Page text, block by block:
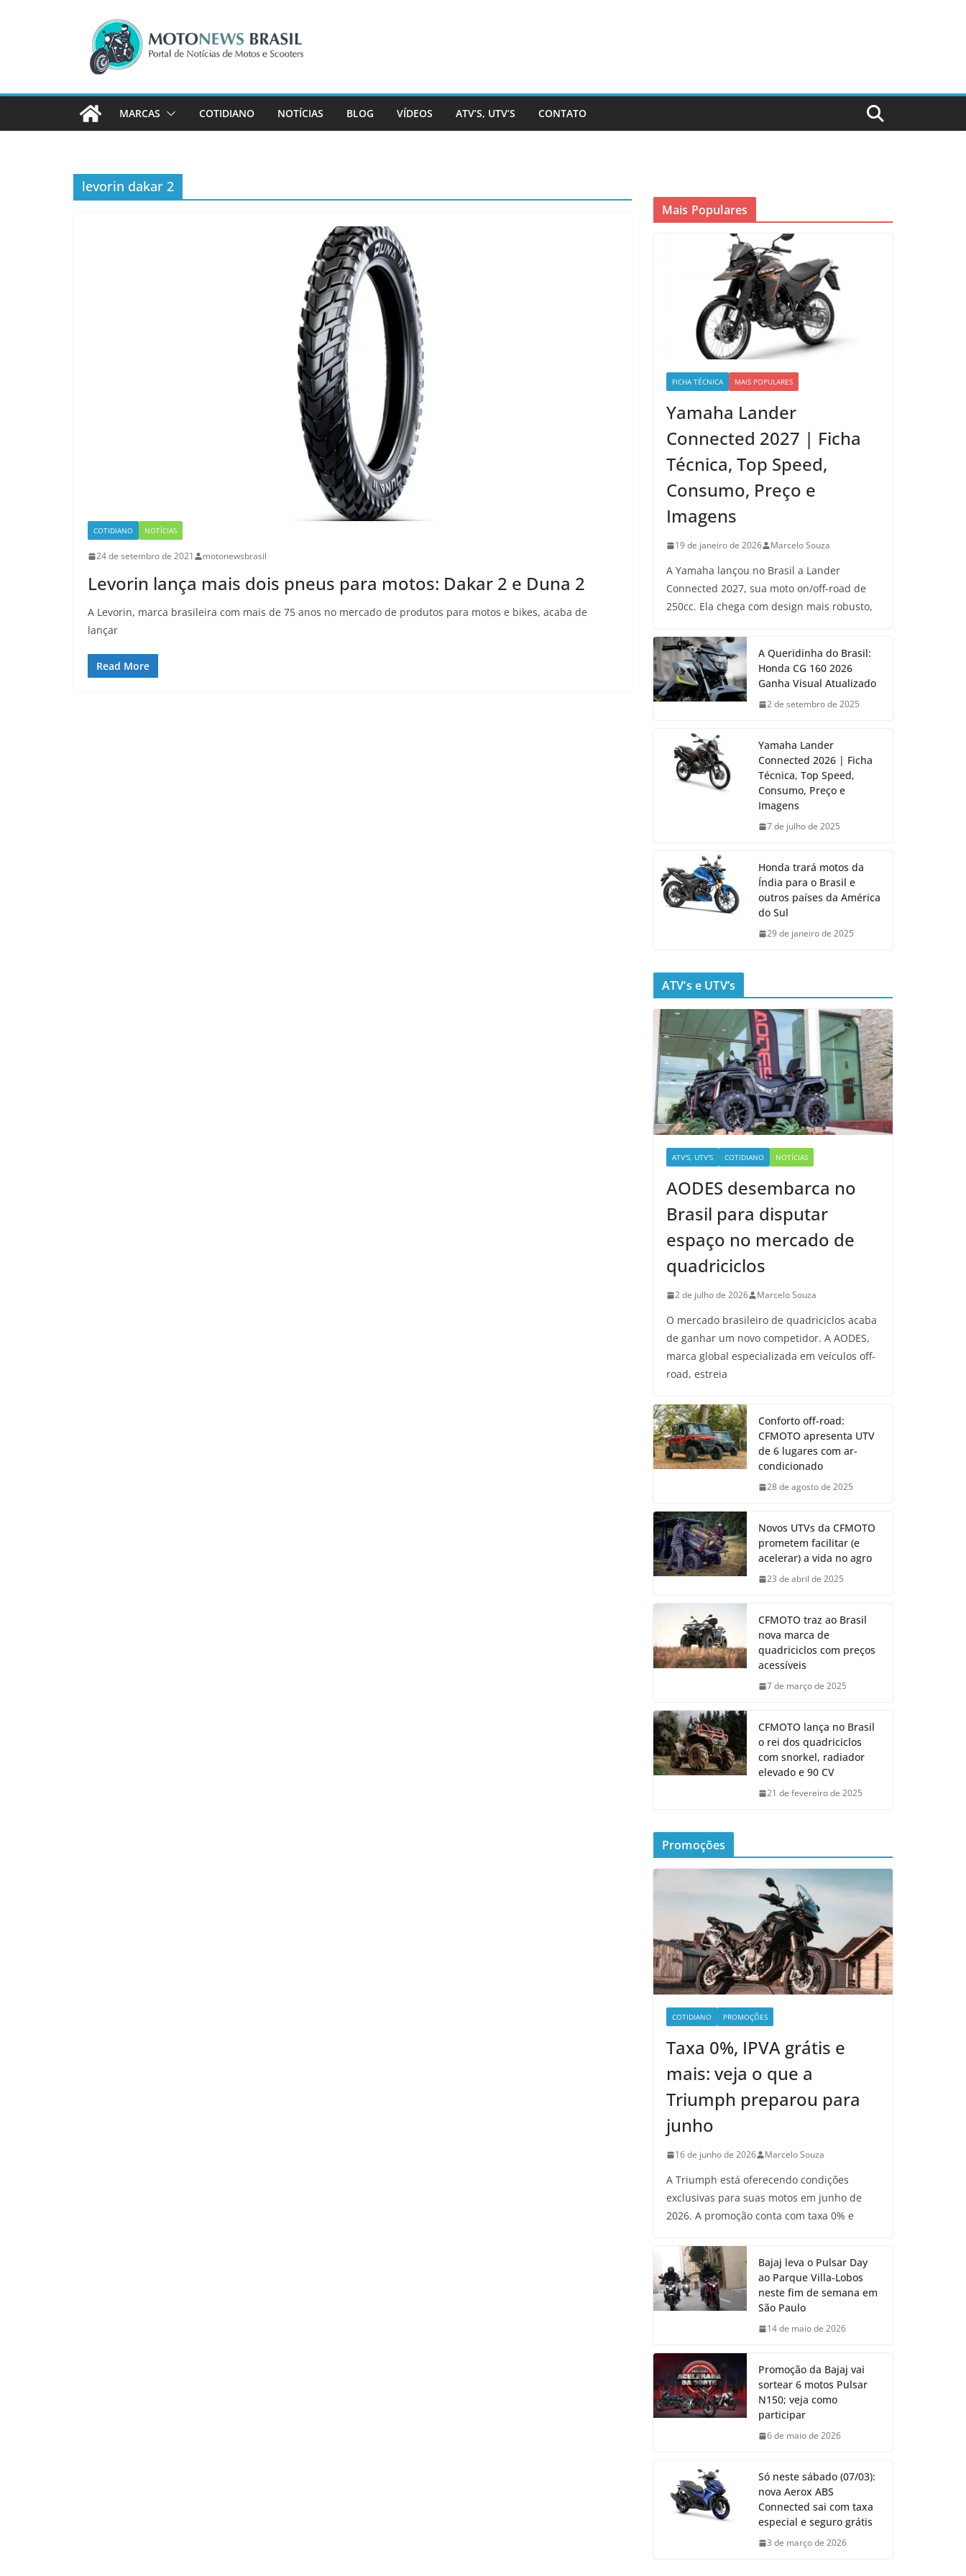
MARCAS COTIDIANO NOTÍCIAS BLOG VÍDEOS ATV’S, UTV’S CONTATO
levorin dakar 2
COTIDIANO NOTÍCIAS
24 de setembro de 2021 motonewsbrasil
Levorin lança mais dois pneus para motos: Dakar 2 e Duna 2
A Levorin, marca brasileira com mais de 75 anos no mercado de produtos para motos e bikes, acaba de
lançar
Read More
Mais Populares
FICHA TÉCNICA MAIS POPULARES
Yamaha Lander
Connected 2027 | Ficha
Técnica, Top Speed,
Consumo, Preço e
Imagens
19 de janeiro de 2026 Marcelo Souza
A Yamaha lançou no Brasil a Lander
Connected 2027, sua moto on/off-road de
250cc. Ela chega com design mais robusto,
A Queridinha do Brasil:
Honda CG 160 2026
Ganha Visual Atualizado
2 de setembro de 2025
Yamaha Lander
Connected 2026 | Ficha
Técnica, Top Speed,
Consumo, Preço e
Imagens
7 de julho de 2025
Honda trará motos da
Índia para o Brasil e
outros países da América
do Sul
29 de janeiro de 2025
ATV’s e UTV’s
ATV'S, UTV'S COTIDIANO NOTÍCIAS
AODES desembarca no
Brasil para disputar
espaço no mercado de
quadriciclos
2 de julho de 2026 Marcelo Souza
O mercado brasileiro de quadriciclos acaba
de ganhar um novo competidor. A AODES,
marca global especializada em veículos off-
road, estreia
Conforto off-road:
CFMOTO apresenta UTV
de 6 lugares com ar-
condicionado
28 de agosto de 2025
Novos UTVs da CFMOTO
prometem facilitar (e
acelerar) a vida no agro
23 de abril de 2025
CFMOTO traz ao Brasil
nova marca de
quadriciclos com preços
acessíveis
7 de março de 2025
CFMOTO lança no Brasil
o rei dos quadriciclos
com snorkel, radiador
elevado e 90 CV
21 de fevereiro de 2025
Promoções
COTIDIANO PROMOÇÕES
Taxa 0%, IPVA grátis e
mais: veja o que a
Triumph preparou para
junho
16 de junho de 2026 Marcelo Souza
A Triumph está oferecendo condições
exclusivas para suas motos em junho de
2026. A promoção conta com taxa 0% e
Bajaj leva o Pulsar Day
ao Parque Villa-Lobos
neste fim de semana em
São Paulo
14 de maio de 2026
Promoção da Bajaj vai
sortear 6 motos Pulsar
N150; veja como
participar
6 de maio de 2026
Só neste sábado (07/03):
nova Aerox ABS
Connected sai com taxa
especial e seguro grátis
3 de março de 2026